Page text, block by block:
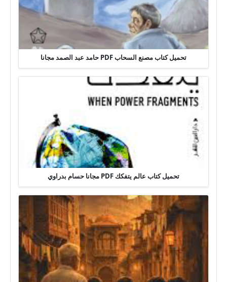
تحميل كتاب مصنع السحاب PDF حامد عبد الصمد مجانا
تحميل كتاب عالم يتفكك PDF مجانا حسام بدراوي